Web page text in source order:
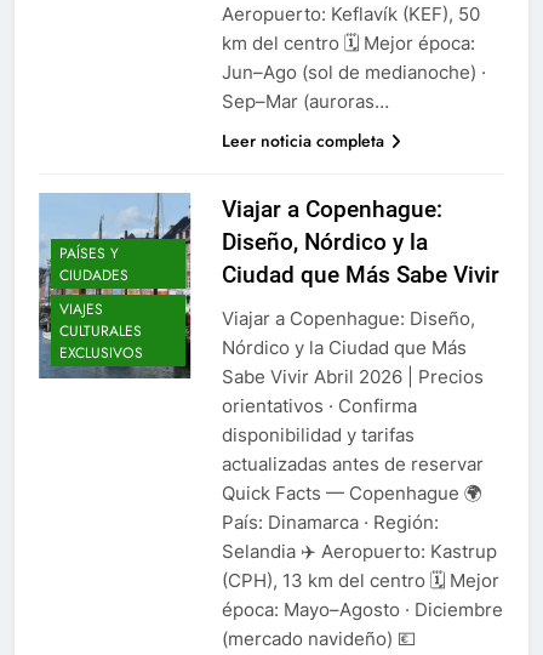
Aeropuerto: Keflavík (KEF), 50
km del centro 🗓️ Mejor época:
Jun–Ago (sol de medianoche) ·
Sep–Mar (auroras…
Leer noticia completa
PAÍSES Y
CIUDADES
VIAJES
CULTURALES
EXCLUSIVOS
Viajar a Copenhague:
Diseño, Nórdico y la
Ciudad que Más Sabe Vivir
Viajar a Copenhague: Diseño,
Nórdico y la Ciudad que Más
Sabe Vivir Abril 2026 | Precios
orientativos · Confirma
disponibilidad y tarifas
actualizadas antes de reservar
Quick Facts — Copenhague 🌍
País: Dinamarca · Región:
Selandia ✈️ Aeropuerto: Kastrup
(CPH), 13 km del centro 🗓️ Mejor
época: Mayo–Agosto · Diciembre
(mercado navideño) 💶